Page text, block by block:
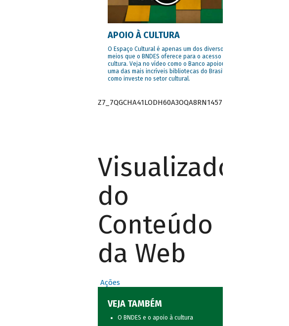
APOIO À CULTURA
O Espaço Cultural é apenas um dos diversos
meios que o BNDES oferece para o acesso à
cultura. Veja no vídeo como o Banco apoiou
uma das mais incríveis bibliotecas do Brasil e
como investe no setor cultural.
Z7_7QGCHA41LODH60A3OQA8RN1457
Visualizador
do
Conteúdo
da Web
Ações
VEJA TAMBÉM
O BNDES e o apoio à cultura